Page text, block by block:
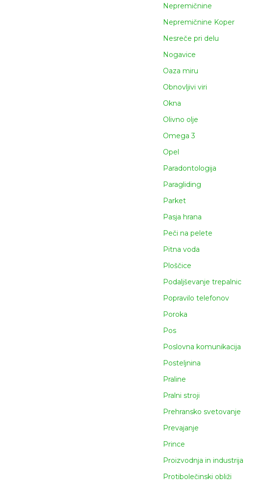
Nepremičnine
Nepremičnine Koper
Nesreče pri delu
Nogavice
Oaza miru
Obnovljivi viri
Okna
Olivno olje
Omega 3
Opel
Paradontologija
Paragliding
Parket
Pasja hrana
Peči na pelete
Pitna voda
Ploščice
Podaljševanje trepalnic
Popravilo telefonov
Poroka
Pos
Poslovna komunikacija
Posteljnina
Praline
Pralni stroji
Prehransko svetovanje
Prevajanje
Prince
Proizvodnja in industrija
Protibolečinski obliži